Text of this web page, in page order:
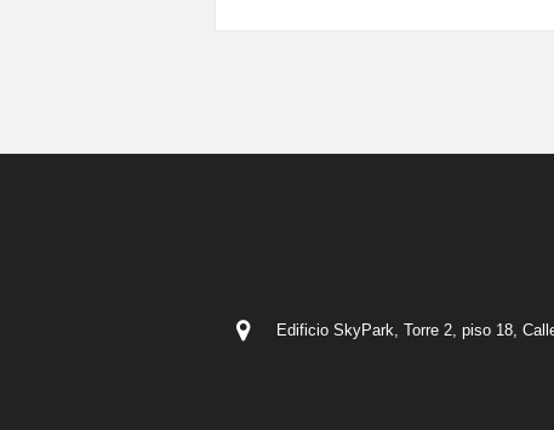
Edificio SkyPark, Torre 2, piso 18,